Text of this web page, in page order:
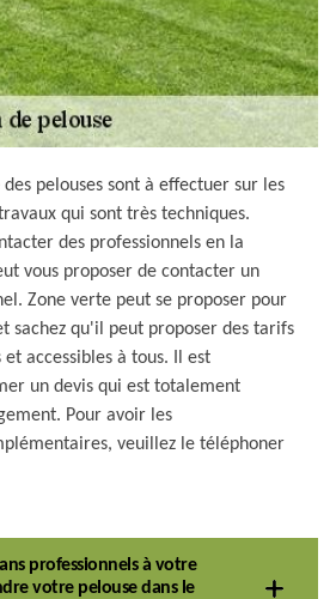
pelouses sont à effectuer sur les
qui sont très techniques.
des professionnels en la
vous proposer de contacter un
Zone verte peut se proposer pour
sachez qu'il peut proposer des tarifs
accessibles à tous. Il est
un devis qui est totalement
Pour avoir les
veuillez le téléphoner
professionnels à votre
votre pelouse dans le